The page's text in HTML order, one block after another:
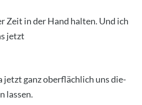
Zeit in der Hand hal­ten. Und ich
jetzt
jetzt ganz ober­fläch­lich uns die­
las­sen.